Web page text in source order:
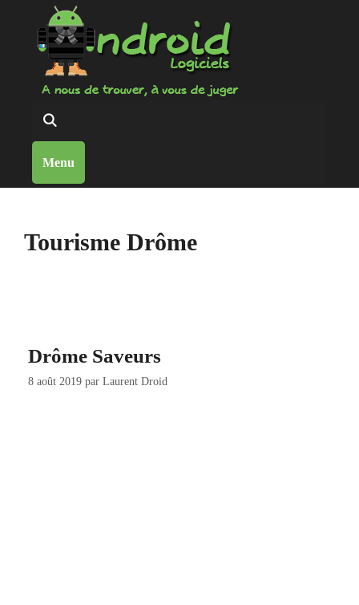
contenu
Menu
Tourisme Drôme
Drôme Saveurs
8 août 2019 par Laurent Droid